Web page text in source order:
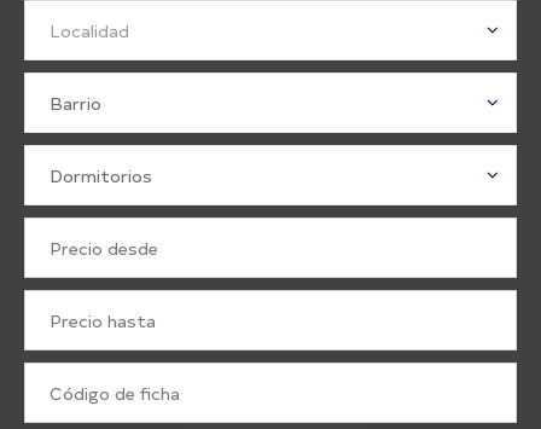
Localidad
Barrio
Dormitorios